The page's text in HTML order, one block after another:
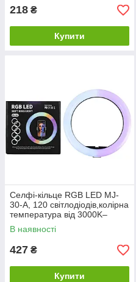
218 ₴
Купити
Селфі-кільце RGB LED MJ-
30-A, 120 світлодіодів,колірна
температура від 3000K–
6000K,алюмінієвий сплав,
чорне
В наявності
427 ₴
Купити